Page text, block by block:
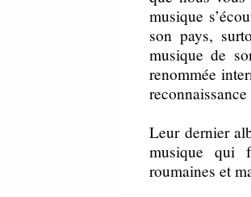
musique
son pays,
musique de
renommée
Leur dernier
musique qui
roumaines et